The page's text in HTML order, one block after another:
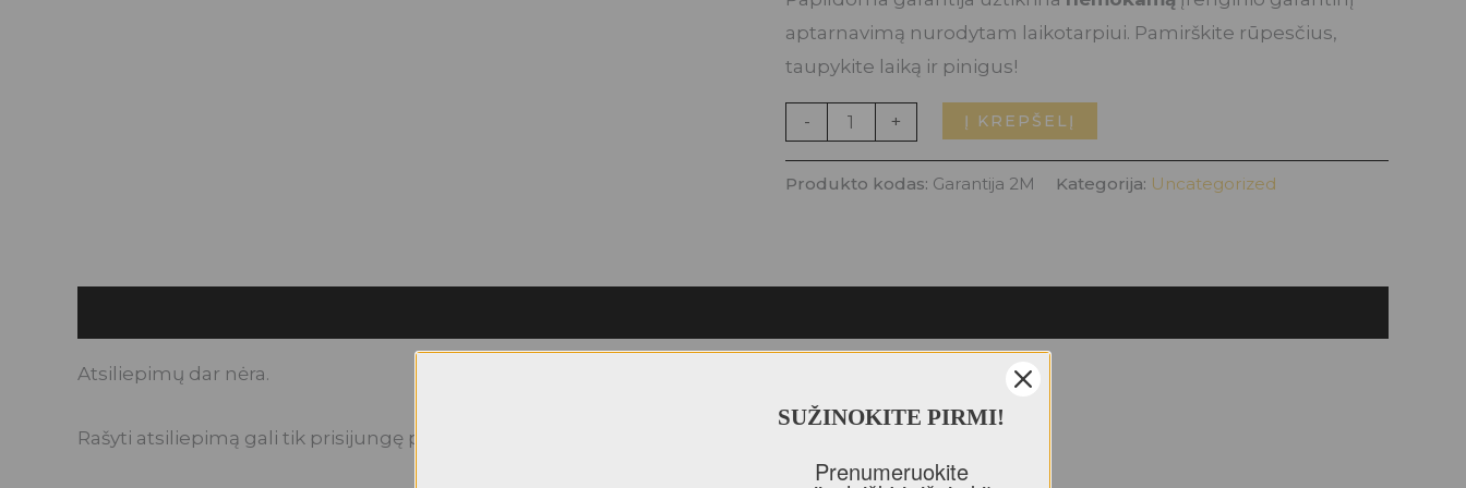
aptarnavimą nurodytam laikotarpiui. Pamirškite rūpesčius,
taupykite laiką ir pinigus!
- + Į KREPŠELĮ
Produkto kodas: Garantija 2M Kategorija: Uncategorized
Atsiliepimų dar nėra.
Rašyti atsiliepimą gali tik prisijungę pirkėjai, kurie yra įsigiję šį produktą.
SUŽINOKITE PIRMI!
Prenumeruokite